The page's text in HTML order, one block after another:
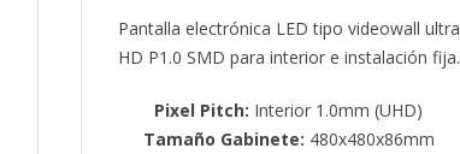
Pantalla electrónica LED tipo videowall ultra
HD P1.0 SMD para interior e instalación fija.
Pixel Pitch: Interior 1.0mm (UHD)
Tamaño Gabinete: 480x480x86mm